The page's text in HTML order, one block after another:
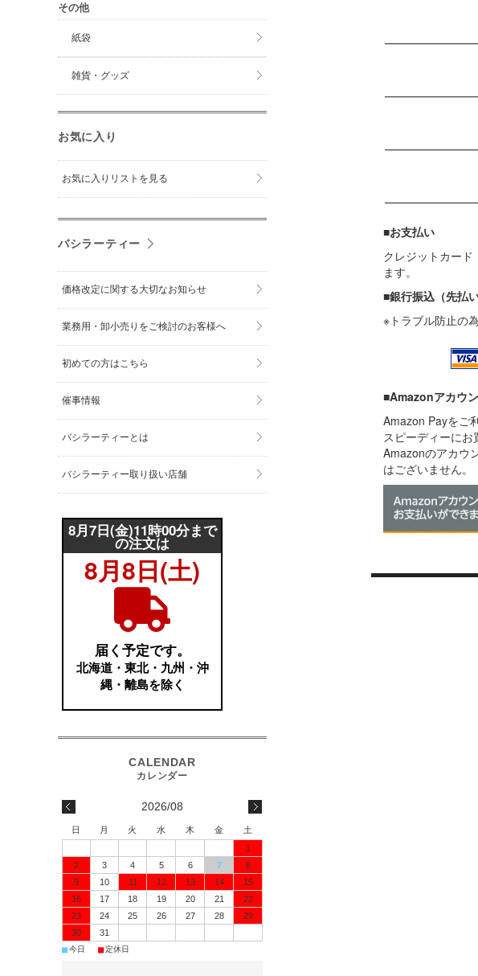
その他
紙袋
雑貨・グッズ
お気に入り
お気に入りリストを見る
バシラーティー
価格改定に関する大切なお知らせ
業務用・卸小売りをご検討のお客様へ
初めての方はこちら
催事情報
バシラーティーとは
バシラーティー取り扱い店舗
2026/08
日 月 火 水 木 金
土
1
2
3 4 5 6 7
8
9
10 11 12 13 14
15
16
17 18 19 20 21
22
23
24 25 26 27 28
29
30
31
■今日 ■定休日